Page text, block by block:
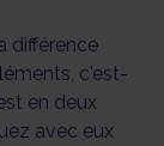
différence
c'est-
en deux
avec eux